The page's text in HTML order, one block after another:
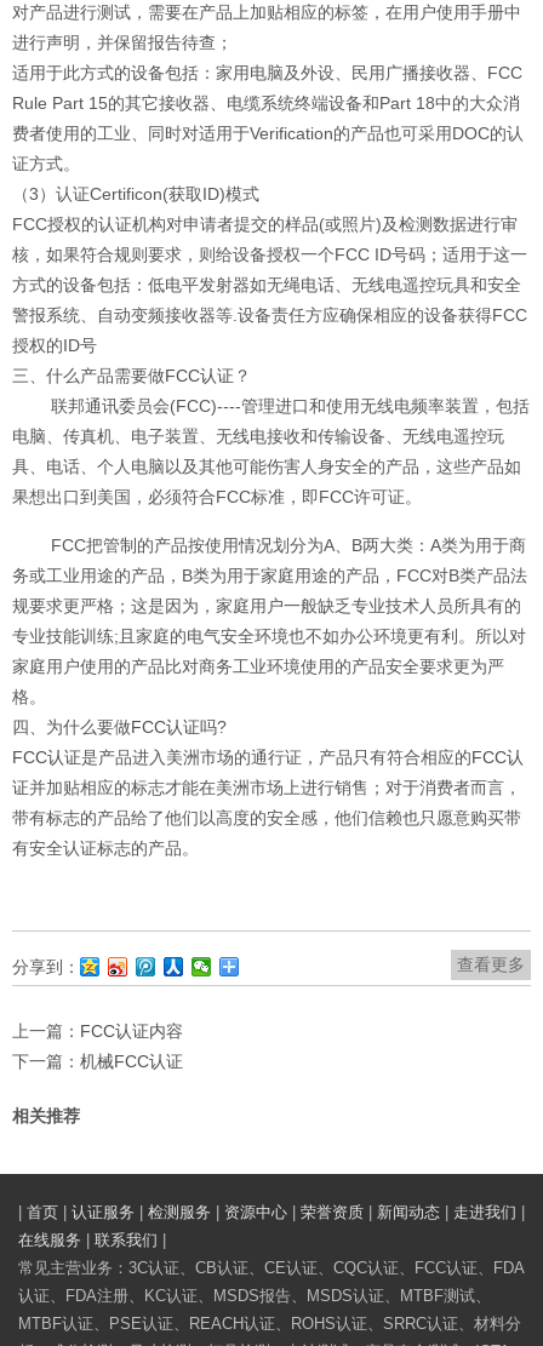
对产品进行测试，需要在产品上加贴相应的标签，在用户使用手册中
进行声明，并保留报告待查；
适用于此方式的设备包括：家用电脑及外设、民用广播接收器、FCC
Rule Part 15的其它接收器、电缆系统终端设备和Part 18中的大众消
费者使用的工业、同时对适用于Verification的产品也可采用DOC的认
证方式。
（3）认证Certificon(获取ID)模式
FCC授权的认证机构对申请者提交的样品(或照片)及检测数据进行审
核，如果符合规则要求，则给设备授权一个FCC ID号码；适用于这一
方式的设备包括：低电平发射器如无绳电话、无线电遥控玩具和安全
警报系统、自动变频接收器等.设备责任方应确保相应的设备获得FCC
授权的ID号
三、什么产品需要做FCC认证 ？
联邦通讯委员会(FCC)----管理进口和使用无线电频率装置，包括
电脑、传真机、电子装置、无线电接收和传输设备、无线电遥控玩
具、电话、个人电脑以及其他可能伤害人身安全的产品，这些产品如
果想出口到美国，必须符合FCC标准，即FCC许可证。
FCC把管制的产品按使用情况划分为A、B两大类：A类为用于商
务或工业用途的产品，B类为用于家庭用途的产品，FCC对B类产品法
规要求更严格；这是因为，家庭用户一般缺乏专业技术人员所具有的
专业技能训练;且家庭的电气安全环境也不如办公环境更有利。所以对
家庭用户使用的产品比对商务工业环境使用的产品安全要求更为严
格。
四、为什么要做FCC认证吗?
FCC认证是产品进入美洲市场的通行证，产品只有符合相应的FCC认
证并加贴相应的标志才能在美洲市场上进行销售；对于消费者而言，
带有标志的产品给了他们以高度的安全感，他们信赖也只愿意购买带
有安全认证标志的产品。
查看更多
分享到：
上一篇： FCC认证内容
下一篇： 机械FCC认证
相关推荐
首页 认证服务 检测服务 资源中心 荣誉资质 新闻动态 走进我们
在线服务
联系我们
常见主营业务：3C认证、CB认证、CE认证、CQC认证、FCC认证、FDA
认证、FDA注册、KC认证、MSDS报告、MSDS认证、MTBF测试、
MTBF认证、PSE认证、REACH认证、ROHS认证、SRRC认证、材料分